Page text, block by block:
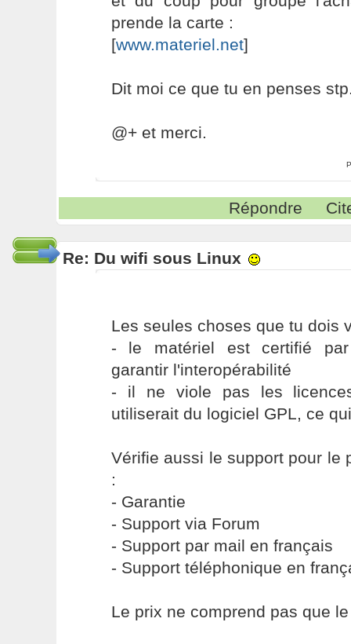
prende la carte :
[www.materiel.net]
Dit moi ce que tu en penses
@+ et merci.
Répondre
Re: Du wifi sous Linux
Les seules choses que tu dois
- le matériel est certifié
garantir l'interopérabilité
- il ne viole pas les
utiliserait du logiciel GPL, ce
Vérifie aussi le support pour le
:
- Garantie
- Support via Forum
- Support par mail en français
- Support téléphonique en
Le prix ne comprend pas que